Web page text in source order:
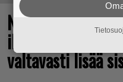
No johan
ilmestynyt
valtavasti lisää